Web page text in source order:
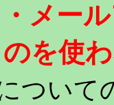
メー
を使
ついて